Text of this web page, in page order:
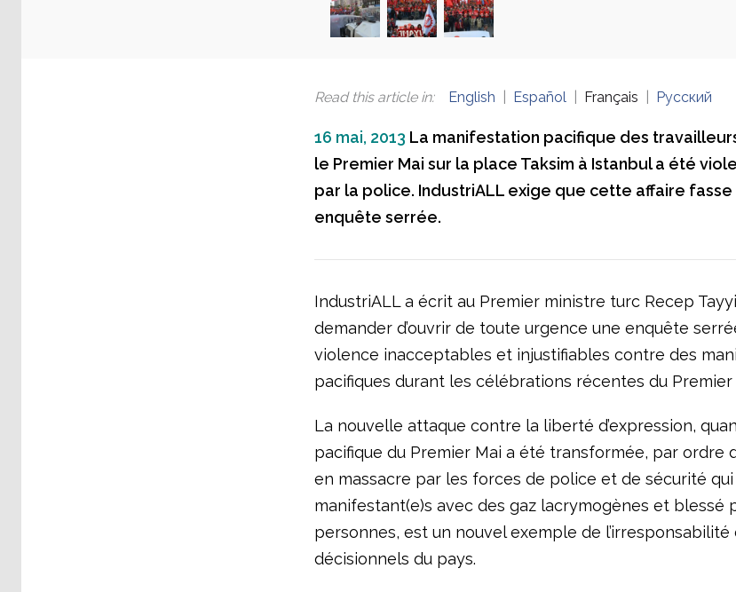
Read this article in: English Español Français Русский
16 mai, 2013 La manifestation pacifique des
le Premier Mai sur la place Taksim à Istanbul a été
par la police. IndustriALL exige que cette affaire fasse
enquête serrée.
IndustriALL a écrit au Premier ministre turc Recep
demander d’ouvrir de toute urgence une enquête
violence inacceptables et injustifiables contre des
pacifiques durant les célébrations récentes du Premier
La nouvelle attaque contre la liberté d’expression,
pacifique du Premier Mai a été transformée, par ordre
en massacre par les forces de police et de sécurité
manifestant(e)s avec des gaz lacrymogènes et blessé
personnes, est un nouvel exemple de l’irresponsabilité
décisionnels du pays.